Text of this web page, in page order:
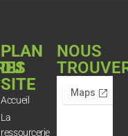
PLAN
DU
SITE
Accueil
La
ressourcerie
NOUS